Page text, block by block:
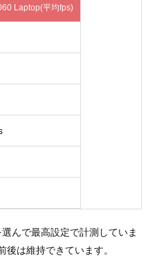
Laptop(平均fps)
んで最高設定で計測していま
は維持できています。